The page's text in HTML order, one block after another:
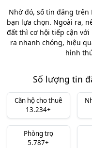
Nhờ đó, số tin đăng trên
bạn lựa chọn. Ngoài ra,
đất thì cơ hội tiếp cận
ra nhanh chóng, hiệu
hình
Số lượng tin
Căn hộ cho thuê
13.234+
Phòng trọ
5.787+